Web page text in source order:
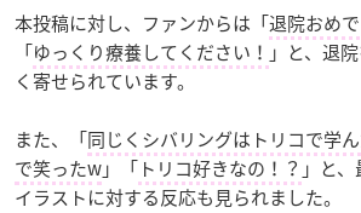
本投稿に対し、ファンからは「退院おめ
「ゆっくり療養してください！ 」と、退
く寄せられています。
また、「同じくシバリングはトリコで学
で笑ったw」「 トリコ好きなの！？ 」と
イラストに対する反応も見られました。